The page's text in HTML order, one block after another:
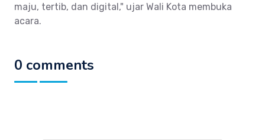
maju, tertib, dan digital," ujar Wali Kota membuka
acara.
0 comments